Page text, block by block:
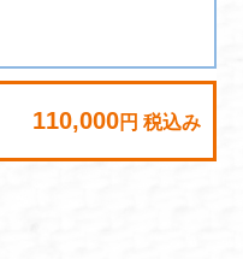
110,000円 税込み